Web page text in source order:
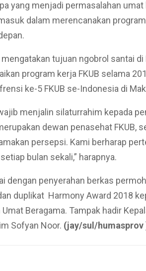
yang menjadi permasalahan umat
dalam merencanakan
tujuan ngobrol santai di
program kerja FKUB selama
ke-5 FKUB se-Indonesia di
menjalin silaturrahim kepada
dewan penasehat FKUB,
persepsi. Kami berharap
bulan sekali,” harapnya.
dengan penyerahan berkas
duplikat Harmony Award 2018
Beragama. Tampak hadir
Sofyan Noor. (jay/sul/humasprov